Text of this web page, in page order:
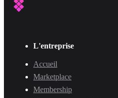
L'entreprise
Accueil
Marketplace
Membership